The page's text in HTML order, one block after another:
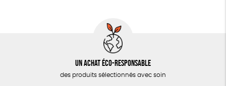
CUISINE / NUTRITION
Un achat éco-responsable
des produits sélectionnés avec soin